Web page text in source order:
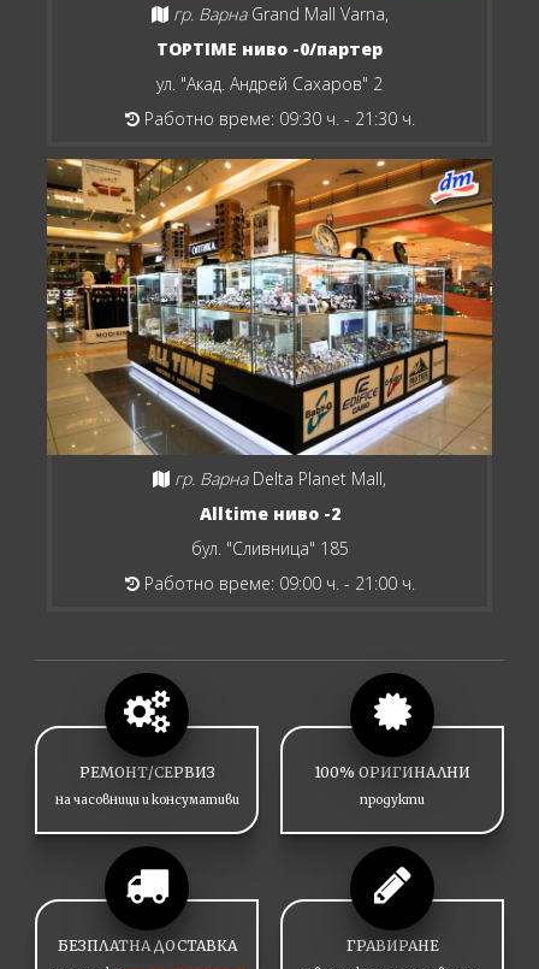
гр. Варна Grand Mall Varna,
TOPTIME ниво -0/партер
ул. "Акад. Андрей Сахаров" 2
Работно време: 09:30 ч. - 21:30 ч.
гр. Варна Delta Planet Mall,
Alltime ниво -2
бул. "Сливница" 185
Работно време: 09:00 ч. - 21:00 ч.
РЕМОНТ/СЕРВИЗ
на часовници и консумативи
100% ОРИГИНАЛНИ
продукти
БЕЗПЛАТНА ДОСТАВКА ГРАВИРАНЕ